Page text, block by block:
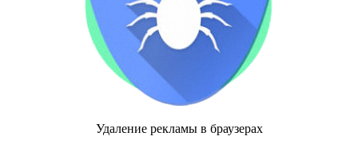
Удаление рекламы в браузерах